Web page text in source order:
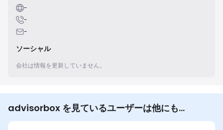
-
-
-
ソーシャル
会社は情報を更新していません。
advisorbox を見ているユーザーは他にも…